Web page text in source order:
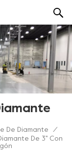
De Diamante
/
De 3'' Con